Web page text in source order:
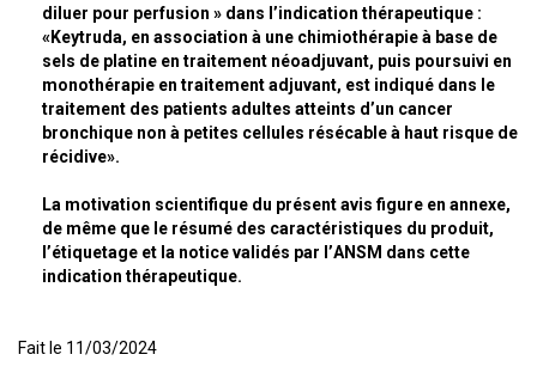
diluer pour perfusion » dans l’indication thérapeutique :
«Keytruda, en association à une chimiothérapie à base de
sels de platine en traitement néoadjuvant, puis poursuivi en
monothérapie en traitement adjuvant, est indiqué dans le
traitement des patients adultes atteints d’un cancer
bronchique non à petites cellules résécable à haut risque de
récidive».
La motivation scientifique du présent avis figure en annexe,
de même que le résumé des caractéristiques du produit,
l’étiquetage et la notice validés par l’ANSM dans cette
indication thérapeutique.
Fait le 11/03/2024